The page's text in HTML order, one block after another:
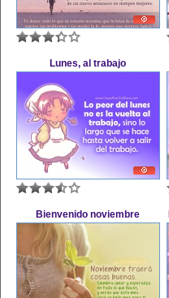
Lunes, al trabajo
Bienvenido noviembre